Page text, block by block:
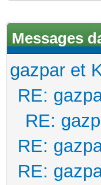
Messages
gazpar et
RE:
RE:
RE:
RE: